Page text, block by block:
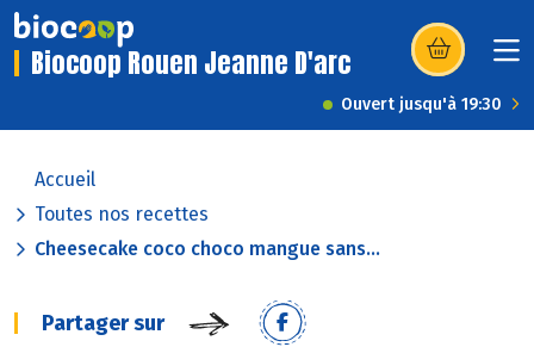
Biocoop Rouen Jeanne D'arc (s’ouvre dans
Ouvert jusqu'à 19:30
Accueil
Toutes nos recettes
Cheesecake coco choco mangue sans...
Partager sur